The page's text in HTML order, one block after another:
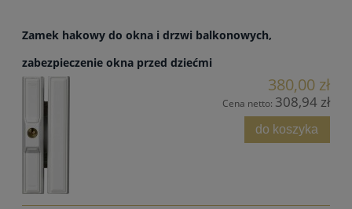
Zamek hakowy do okna i drzwi balkonowych,
zabezpieczenie okna przed dziećmi
380,00 zł
Cena netto: 308,94 zł
do koszyka